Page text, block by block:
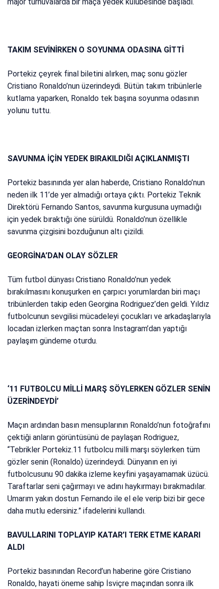
majör turnuvalarda bir maça yedek kulübesinde başladı.
TAKIM SEVİNİRKEN O SOYUNMA ODASINA GİTTİ
Portekiz çeyrek final biletini alırken, maç sonu gözler
Cristiano Ronaldo’nun üzerindeydi. Bütün takım tribünlerle
kutlama yaparken, Ronaldo tek başına soyunma odasının
yolunu tuttu.
SAVUNMA İÇİN YEDEK BIRAKILDIĞI AÇIKLANMIŞTI
Portekiz basınında yer alan haberde, Cristiano Ronaldo’nun
neden ilk 11’de yer almadığı ortaya çıktı. Portekiz Teknik
Direktörü Fernando Santos, savunma kurgusuna uymadığı
için yedek bıraktığı öne sürüldü. Ronaldo’nun özellikle
savunma çizgisini bozduğunun altı çizildi.
GEORGİNA’DAN OLAY SÖZLER
Tüm futbol dünyası Cristiano Ronaldo’nun yedek
bırakılmasını konuşurken en çarpıcı yorumlardan biri maçı
tribünlerden takip eden Georgina Rodriguez’den geldi. Yıldız
futbolcunun sevgilisi mücadeleyi çocukları ve arkadaşlarıyla
locadan izlerken maçtan sonra Instagram’dan yaptığı
paylaşım gündeme oturdu.
‘11 FUTBOLCU MİLLİ MARŞ SÖYLERKEN GÖZLER SENİN
ÜZERİNDEYDİ’
Maçın ardından basın mensuplarının Ronaldo’nun fotoğrafını
çektiği anların görüntüsünü de paylaşan Rodriguez,
“Tebrikler Portekiz.11 futbolcu milli marşı söylerken tüm
gözler senin (Ronaldo) üzerindeydi. Dünyanın en iyi
futbolcusunu 90 dakika izleme keyfini yaşayamamak üzücü.
Taraftarlar seni çağırmayı ve adını haykırmayı bırakmadılar.
Umarım yakın dostun Fernando ile el ele verip bizi bir gece
daha mutlu edersiniz.” ifadelerini kullandı.
BAVULLARINI TOPLAYIP KATAR’I TERK ETME KARARI
ALDI
Portekiz basınından Record’un haberine göre Cristiano
Ronaldo, hayati öneme sahip İsviçre maçından sonra ilk